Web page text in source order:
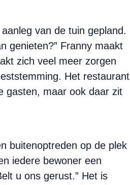
van de tuin gepland.
genieten?” Franny maakt
zich veel meer zorgen
Het restaurant
gasten, maar ook daar zit
buitenoptreden op de plek
iedere bewoner een
u ons gerust.” Het is